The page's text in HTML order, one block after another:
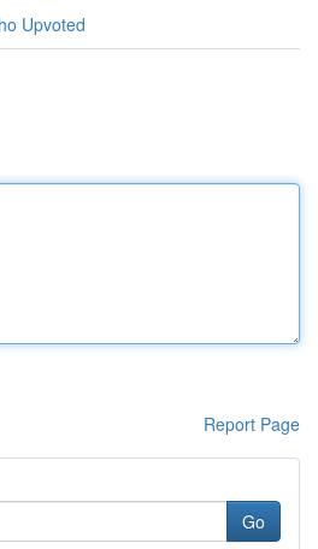
Upvoted
Report Page
Go